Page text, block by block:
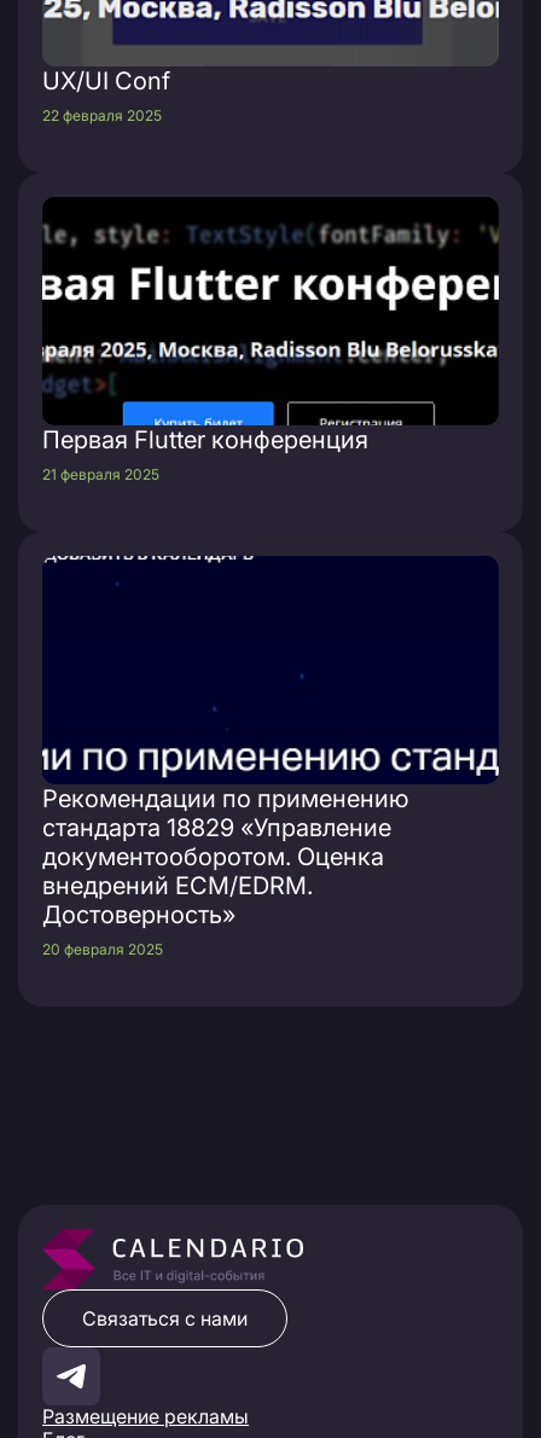
UX/UI Conf
22 февраля 2025
Первая Flutter конференция
21 февраля 2025
Рекомендации по применению
стандарта 18829 «Управление
документооборотом. Оценка
внедрений ECM/EDRM.
Достоверность»
20 февраля 2025
Размещение рекламы
Связаться с нами